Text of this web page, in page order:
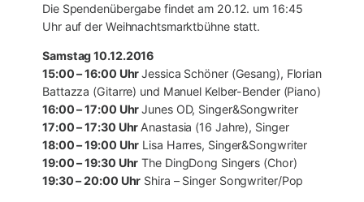
Die Spendenübergabe findet am 20.12. um 16:45
Uhr auf der Weihnachtsmarktbühne statt.
Samstag 10.12.2016
15:00 – 16:00 UhrJessica Schöner (Gesang), Florian
Battazza (Gitarre) und Manuel Kelber-Bender (Piano)
16:00 – 17:00 UhrJunes OD, Singer&Songwriter
17:00 – 17:30 Uhr Anastasia (16 Jahre), Singer
18:00 – 19:00 Uhr Lisa Harres, Singer&Songwriter
19:00 – 19:30 Uhr The DingDong Singers (Chor)
19:30 – 20:00 Uhr Shira – Singer Songwriter/Pop